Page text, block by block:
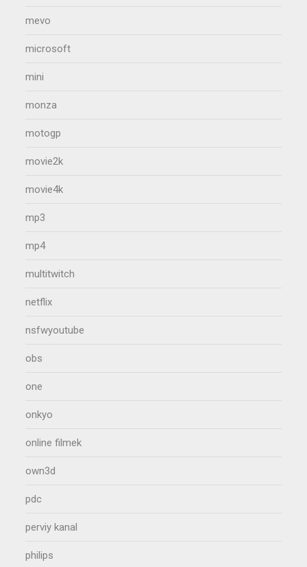
mevo
microsoft
mini
monza
motogp
movie2k
movie4k
mp3
mp4
multitwitch
netflix
nsfwyoutube
obs
one
onkyo
online filmek
own3d
pdc
perviy kanal
philips